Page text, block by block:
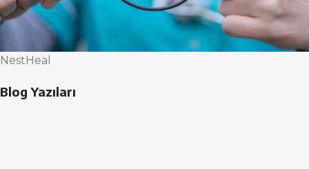
NestHeal
Blog Yazıları